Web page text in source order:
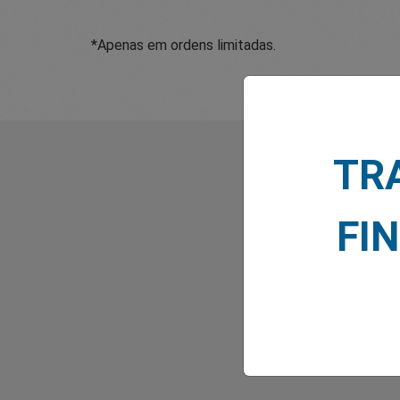
*Apenas em ordens limitadas.